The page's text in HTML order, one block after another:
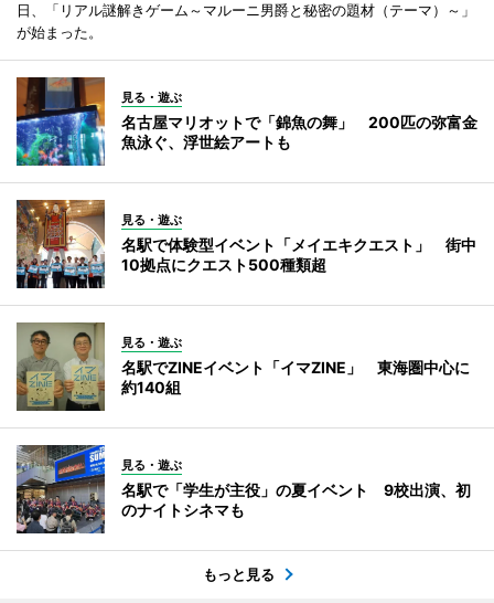
日、「リアル謎解きゲーム～マルーニ男爵と秘密の題材（テーマ）～」
が始まった。
見る・遊ぶ
名古屋マリオットで「錦魚の舞」 200匹の弥富金
魚泳ぐ、浮世絵アートも
見る・遊ぶ
名駅で体験型イベント「メイエキクエスト」 街中
10拠点にクエスト500種類超
見る・遊ぶ
名駅でZINEイベント「イマZINE」 東海圏中心に
約140組
見る・遊ぶ
名駅で「学生が主役」の夏イベント 9校出演、初
のナイトシネマも
もっと見る